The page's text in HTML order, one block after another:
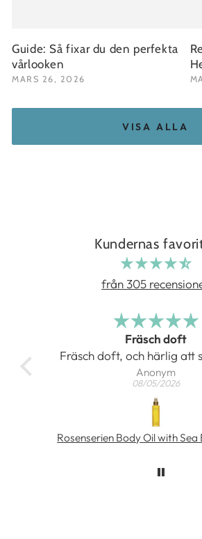
Guide: Så fixar du den perfekta
vårlooken
MARS 26, 2026
VISA ALLA
Kundernas
från 305
Fräsch doft
Fräsch doft, och härlig att
med
Gör kroppen len och
Anonym
08/05/2026